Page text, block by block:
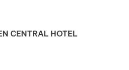
CENTRAL HOTEL